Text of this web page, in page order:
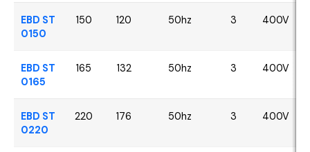
EBD ST
0150
150 120 50hz 3 400V
EBD ST
0165
165 132 50hz 3 400V
EBD ST
0220
220 176 50hz 3 400V